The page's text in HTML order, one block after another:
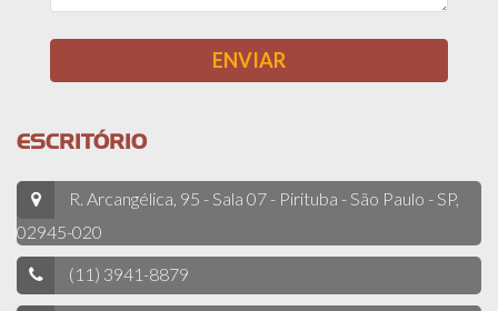
ESCRITÓRIO
R. Arcangélica, 95 - Sala 07 - Pirituba - São Paulo - SP,
02945-020
(11) 3941-8879